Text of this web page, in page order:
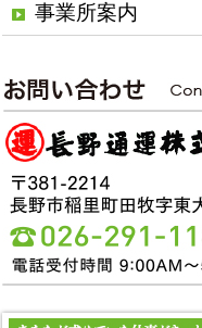
事業所案内